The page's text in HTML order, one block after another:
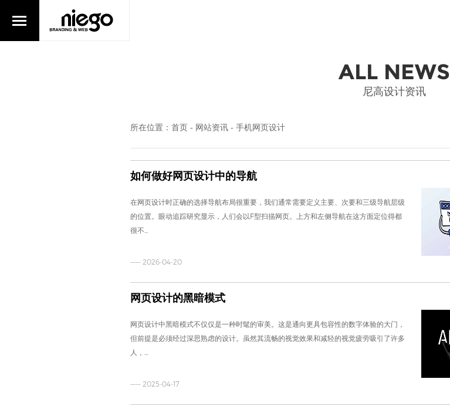
ALL NEWS
尼高设计资讯
所在位置： 首页 - 网站资讯 - 手机网页设计
如何做好网页设计中的导航
在网页设计时正确的选择导航布局很重要，我们通常需要定义主要、次要和三级导航层级
的位置。眼动追踪研究显示，人们会以F型扫描网页。上方和左侧导航在这方面定位得都
很不...
—— 2026-04-20
网页设计的黑暗模式
网页设计中黑暗模式不仅仅是一种时髦的审美。这是通向更具包容性的数字体验的大门，
但前提是必须经过深思熟虑的设计。虽然其流畅的视觉效果和减轻的视觉疲劳吸引了许多
人，...
—— 2025-04-17